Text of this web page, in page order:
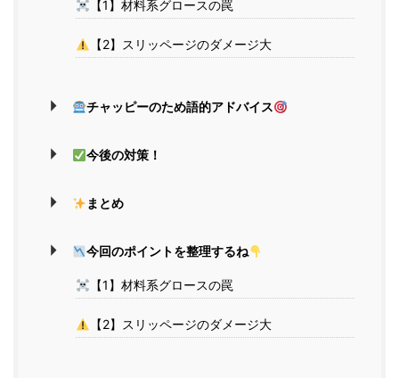
【1】材料系グロースの罠
【2】スリッページのダメージ大
チャッピーのため語的アドバイス
今後の対策！
まとめ
今回のポイントを整理するね
【1】材料系グロースの罠
【2】スリッページのダメージ大